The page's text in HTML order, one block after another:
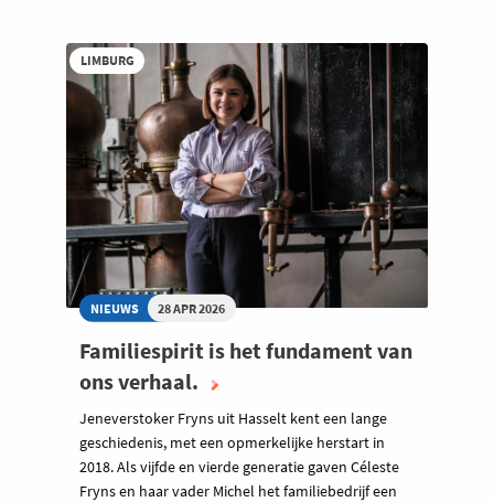
LIMBURG
NIEUWS 28 APR 2026
Familiespirit is het fundament van
ons verhaal.
Jeneverstoker Fryns uit Hasselt kent een lange
geschiedenis, met een opmerkelijke herstart in
2018. Als vijfde en vierde generatie gaven Céleste
Fryns en haar vader Michel het familiebedrijf een